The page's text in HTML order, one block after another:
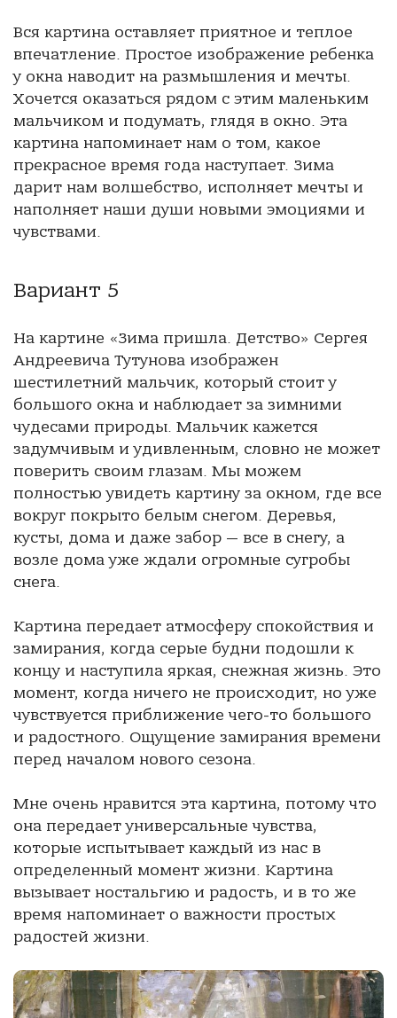
Вся картина оставляет приятное и теплое
впечатление. Простое изображение ребенка
у окна наводит на размышления и мечты.
Хочется оказаться рядом с этим маленьким
мальчиком и подумать, глядя в окно. Эта
картина напоминает нам о том, какое
прекрасное время года наступает. Зима
дарит нам волшебство, исполняет мечты и
наполняет наши души новыми эмоциями и
чувствами.
Вариант 5
На картине «Зима пришла. Детство» Сергея
Андреевича Тутунова изображен
шестилетний мальчик, который стоит у
большого окна и наблюдает за зимними
чудесами природы. Мальчик кажется
задумчивым и удивленным, словно не может
поверить своим глазам. Мы можем
полностью увидеть картину за окном, где все
вокруг покрыто белым снегом. Деревья,
кусты, дома и даже забор — все в снегу, а
возле дома уже ждали огромные сугробы
снега.
Картина передает атмосферу спокойствия и
замирания, когда серые будни подошли к
концу и наступила яркая, снежная жизнь. Это
момент, когда ничего не происходит, но уже
чувствуется приближение чего-то большого
и радостного. Ощущение замирания времени
перед началом нового сезона.
Мне очень нравится эта картина, потому что
она передает универсальные чувства,
которые испытывает каждый из нас в
определенный момент жизни. Картина
вызывает ностальгию и радость, и в то же
время напоминает о важности простых
радостей жизни.